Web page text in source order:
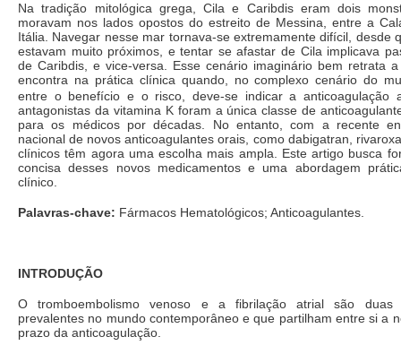
Na tradição mitológica grega, Cila e Caribdis eram dois
moravam nos lados opostos do estreito de Messina, entre a
Itália. Navegar nesse mar tornava-se extremamente difícil, desde
estavam muito próximos, e tentar se afastar de Cila implicava
de Caribdis, e vice-versa. Esse cenário imaginário bem retrata
encontra na prática clínica quando, no complexo cenário do
entre o benefício e o risco, deve-se indicar a anticoagulação
antagonistas da vitamina K foram a única classe de
para os médicos por décadas. No entanto, com a recente
nacional de novos anticoagulantes orais, como dabigatran,
clínicos têm agora uma escolha mais ampla. Este artigo busca
concisa desses novos medicamentos e uma abordagem
clínico.
Palavras-chave: Fármacos Hematológicos; Anticoagulantes.
INTRODUÇÃO
O tromboembolismo venoso e a fibrilação atrial são duas
prevalentes no mundo contemporâneo e que partilham entre si a
prazo da anticoagulação.